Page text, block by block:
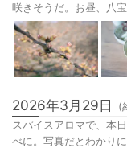
咲きそうだ。お昼、八
2026年3月29日 (
スパイスアロマで、本
べに。写真だとわかり